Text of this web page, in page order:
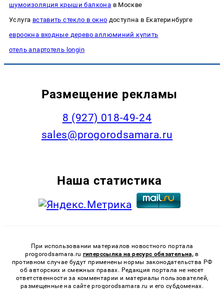
шумоизоляция крыши балкона в Москве
Услуга вставить стекло в окно доступна в Екатеринбурге
евроокна входные дерево аллюминий купить
отель апартотель longin
Размещение рекламы
8 (927) 018-49-24
sales@progorodsamara.ru
Наша статистика
При использовании материалов новостного портала
progorodsamara.ru гиперссылка на ресурс обязательна, в
противном случае будут применены нормы законодательства РФ
об авторских и смежных правах. Редакция портала не несет
ответственности за комментарии и материалы пользователей,
размещенные на сайте progorodsamara.ru и его субдоменах.